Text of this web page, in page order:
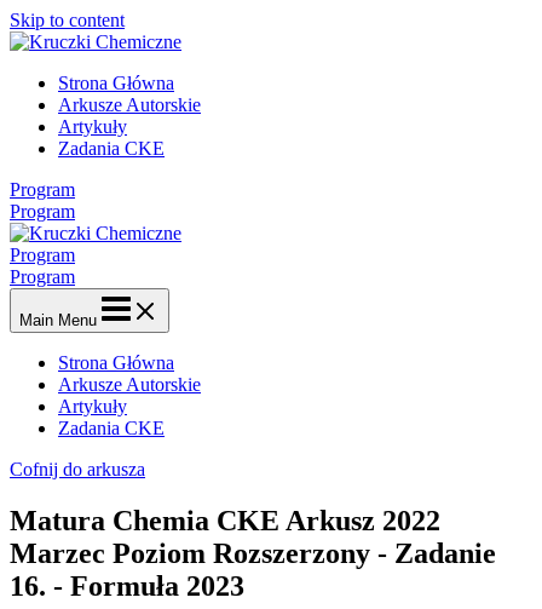
Skip to content
Strona Główna
Arkusze Autorskie
Artykuły
Zadania CKE
Program
Program
Program
Program
Main Menu
Strona Główna
Arkusze Autorskie
Artykuły
Zadania CKE
Cofnij do arkusza
Matura Chemia CKE Arkusz 2022
Marzec Poziom Rozszerzony - Zadanie
16. - Formuła 2023